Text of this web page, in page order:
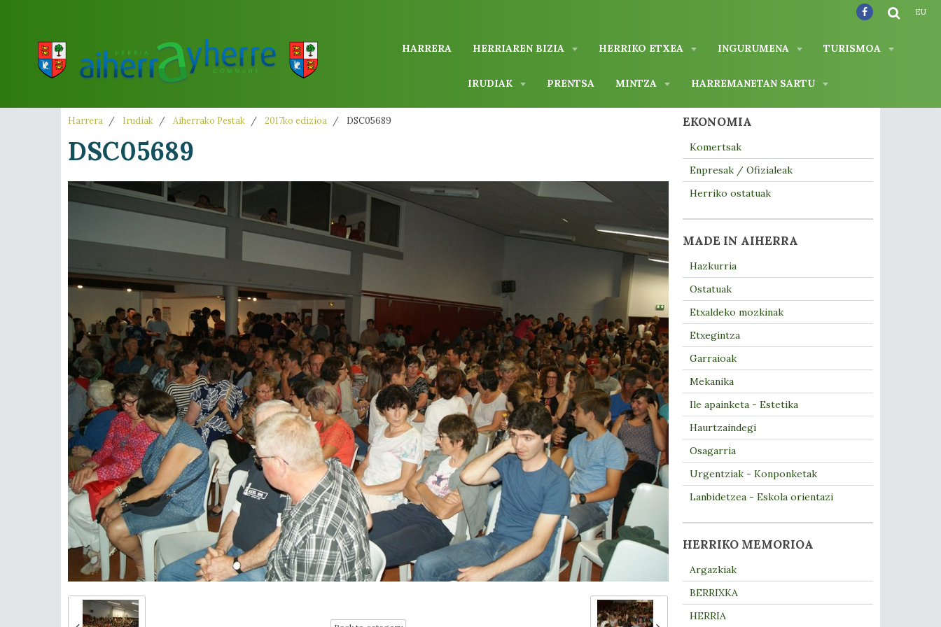
HARRERA HERRIAREN BIZIA HERRIKO ETXEA INGURUMENA TURISMOA
IRUDIAK PRENTSA MINTZA HARREMANETAN SARTU
EU
Harrera Irudiak Aiherrako Pestak 2017ko edizioa DSC05689
DSC05689
EKONOMIA
Komertsak
Enpresak / Ofizialeak
Herriko ostatuak
MADE IN AIHERRA
Hazkurria
Ostatuak
Etxaldeko mozkinak
Etxegintza
Garraioak
Mekanika
Ile apainketa - Estetika
Haurtzaindegi
Osagarria
Urgentziak - Konponketak
Lanbidetzea - Eskola orientazi
HERRIKO MEMORIOA
Argazkiak
BERRIXKA
HERRIA